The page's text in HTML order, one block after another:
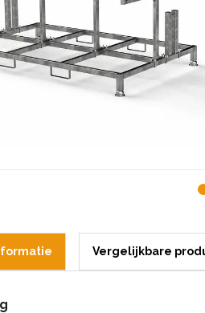
Vergelijkbare